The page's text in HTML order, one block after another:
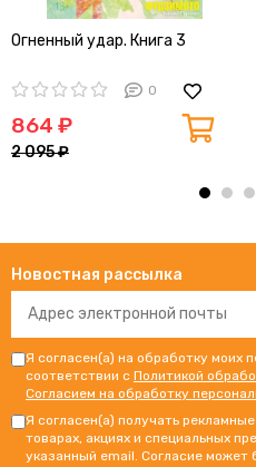
Огненный удар. Книга 3
0
864 ₽
2 095 ₽
Новостная рассылка
Я согласен(а) на обработку моих
соответствии с Политикой
Согласием на обработку
Я согласен(а) получать
товарах, акциях и специальных
указанный email. Согласие